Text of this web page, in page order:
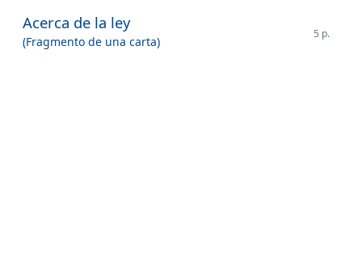
Acerca de la ley
(Fragmento de una carta)
5 p.